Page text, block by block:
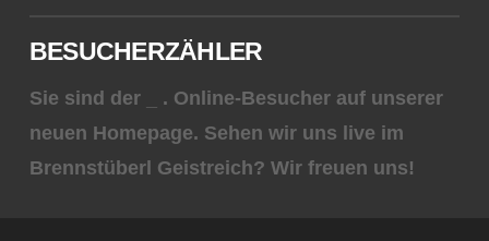
BESUCHERZÄHLER
Sie sind der
. Online-Besucher auf unserer
neuen Homepage. Sehen wir uns live im
Brennstüberl Geistreich? Wir freuen uns!